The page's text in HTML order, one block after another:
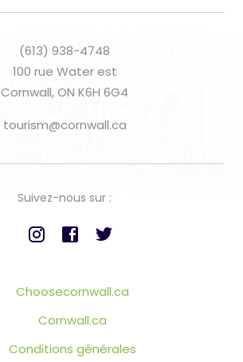
(613) 938-4748
100 rue Water est
Cornwall, ON K6H 6G4
tourism@cornwall.ca
Suivez-nous sur :
Choosecornwall.ca
Cornwall.ca
Conditions générales